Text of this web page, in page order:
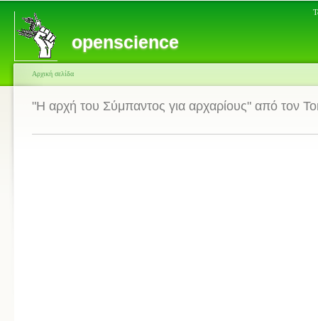
openscience
Αρχική σελίδα
"Η αρχή του Σύμπαντος για αρχαρίους" από τον